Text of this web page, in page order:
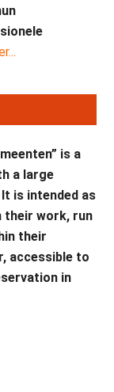
is a
a large
is intended as
their work, run
their
accessible to
in